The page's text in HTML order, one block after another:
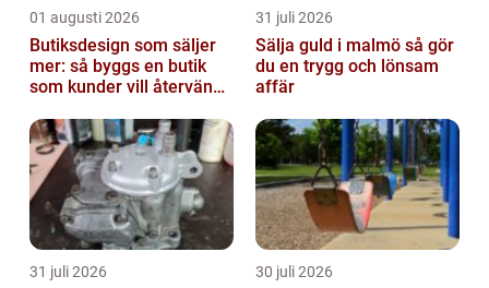
01 augusti 2026
Butiksdesign som säljer
mer: så byggs en butik
som kunder vill återvända
31 juli 2026
Sälja guld i malmö så gör
du en trygg och lönsam
affär
31 juli 2026 30 juli 2026